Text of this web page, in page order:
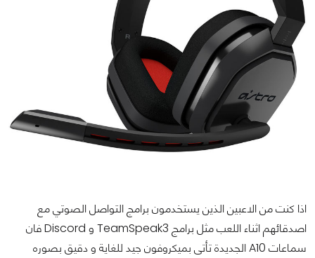
اذا كنت من الاعبين الذين يستخدمون برامج التواصل الصوتي مع
اصدقائهم اثناء اللعب مثل برامج TeamSpeak3 و Discord فان
سماعات A10 الجديدة تأتى بميكروفون جيد للغاية و دقيق بصوره